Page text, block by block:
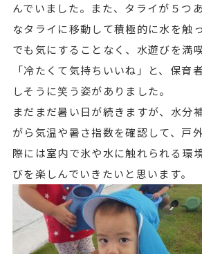
んでいました。また、タライが５つ
なタライに移動して積極的に水を触
でも気にすることなく、水遊びを満
「冷たくて気持ちいいね」と、保育
しそうに笑う姿がありました。
まだまだ暑い日が続きますが、水分
がら気温や暑さ指数を確認して、戸
際には室内で氷や水に触れられる環
びを楽しんでいきたいと思います。